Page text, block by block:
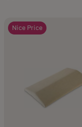
Nice Price